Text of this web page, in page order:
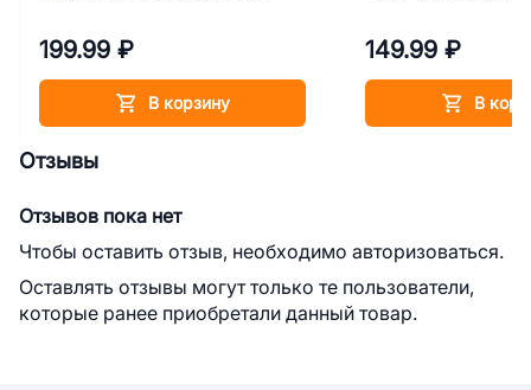
199.99 ₽
В корзину
149.99 ₽
В
Отзывы
Отзывов пока нет
Чтобы оставить отзыв, необходимо авторизоваться.
Оставлять отзывы могут только те пользователи,
которые ранее приобретали данный товар.